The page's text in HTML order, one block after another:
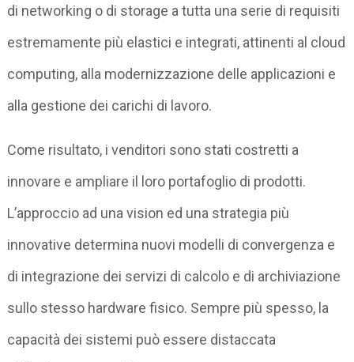
di networking o di storage a tutta una serie di requisiti
estremamente più elastici e integrati, attinenti al cloud
computing, alla modernizzazione delle applicazioni e
alla gestione dei carichi di lavoro.
Come risultato, i venditori sono stati costretti a
innovare e ampliare il loro portafoglio di prodotti.
L’approccio ad una vision ed una strategia più
innovative determina nuovi modelli di convergenza e
di integrazione dei servizi di calcolo e di archiviazione
sullo stesso hardware fisico. Sempre più spesso, la
capacità dei sistemi può essere distaccata